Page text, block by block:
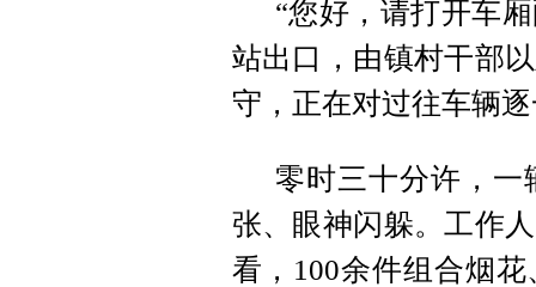
“您好，请打开车
站出口，由镇村干部
守，正在对过往车辆
零时三十分许，
张、眼神闪躲。工作
看，100余件组合烟